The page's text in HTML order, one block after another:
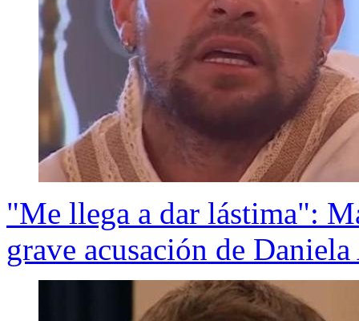
"Me llega a dar lástima":
grave acusación de